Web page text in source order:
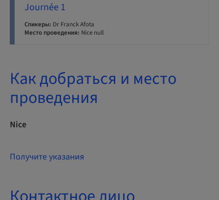
Journée 1
Спикеры: Dr Franck Afota
Место проведения: Nice null
Как добраться и место
проведения
Nice
Получите указания